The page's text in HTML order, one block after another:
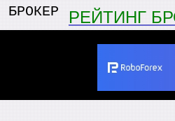
БРОКЕР РЕЙТИНГ